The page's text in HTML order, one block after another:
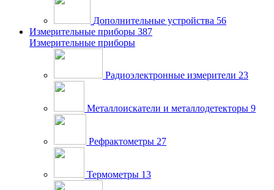
Дополнительные устройства 56
Измерительные приборы 387
Измерительные приборы
Радиоэлектронные измерители 23
Металлоискатели и металлодетекторы 9
Рефрактометры 27
Термометры 13